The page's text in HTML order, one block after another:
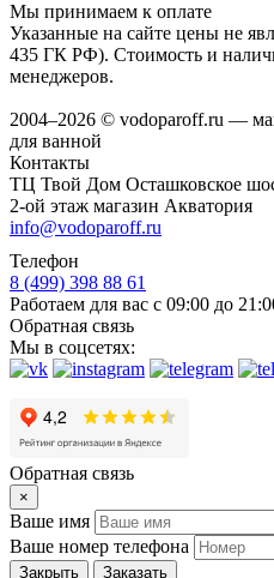
Мы принимаем к оплате
Указанные на сайте цены не
435 ГК РФ). Стоимость и
менеджеров.
2004–2026 © vodoparoff.ru —
для ванной
Контакты
ТЦ Твой Дом Осташковское
2-ой этаж магазин Акватория
info@vodoparoff.ru
Телефон
8 (499) 398 88 61
Работаем для вас с 09:00 до
Обратная связь
Мы в соцсетях:
Обратная связь
×
Ваше имя
Ваше номер телефона
Закрыть Заказать